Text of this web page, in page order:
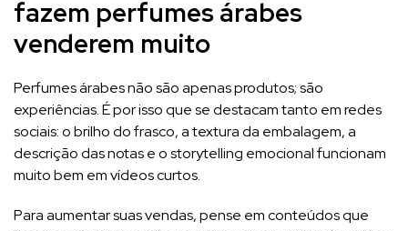
fazem perfumes árabes
venderem muito
Perfumes árabes não são apenas produtos; são
experiências. É por isso que se destacam tanto em redes
sociais: o brilho do frasco, a textura da embalagem, a
descrição das notas e o storytelling emocional funcionam
muito bem em vídeos curtos.
Para aumentar suas vendas, pense em conteúdos que